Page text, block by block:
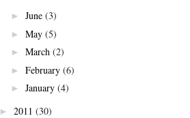
► June (3)
► May (5)
► March (2)
► February (6)
► January (4)
► 2011 (30)